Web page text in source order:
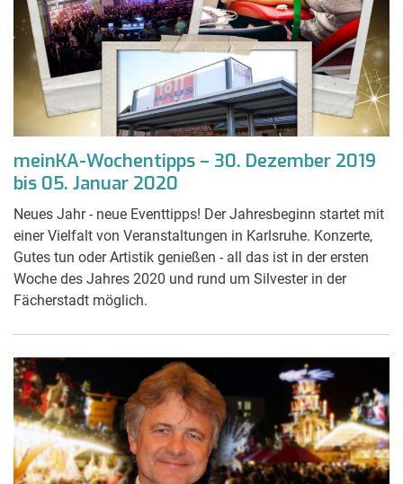
meinKA-Wochentipps – 30. Dezember 2019
bis 05. Januar 2020
Neues Jahr - neue Eventtipps! Der Jahresbeginn startet mit
einer Vielfalt von Veranstaltungen in Karlsruhe. Konzerte,
Gutes tun oder Artistik genießen - all das ist in der ersten
Woche des Jahres 2020 und rund um Silvester in der
Fächerstadt möglich.